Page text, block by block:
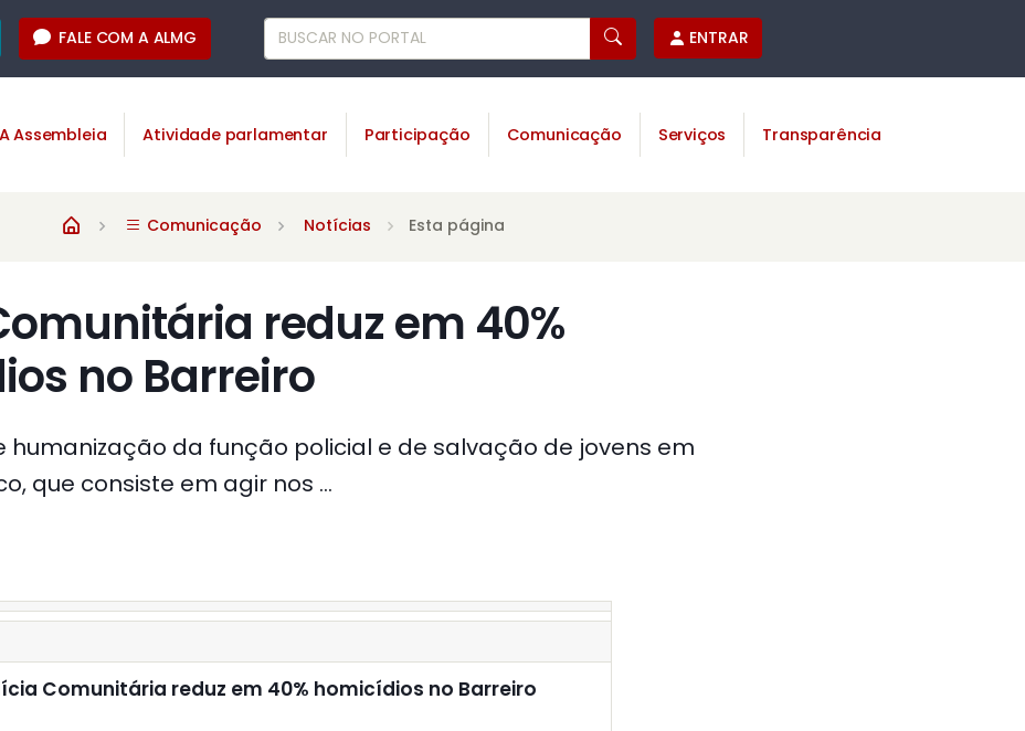
FALE COM A ALMG ENTRAR
A Assembleia Atividade parlamentar Participação Comunicação Serviços Transparência
Comunicação Notícias Esta página
reduz em 40%
no Barreiro
humanização da função policial e de salvação de jovens em
que consiste em agir nos ...
Comunitária reduz em 40% homicídios no Barreiro